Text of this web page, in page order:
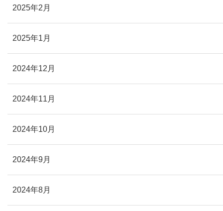
2025年2月
2025年1月
2024年12月
2024年11月
2024年10月
2024年9月
2024年8月